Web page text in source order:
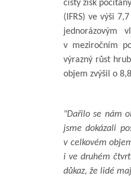
čistý zisk
(IFRS) ve výši
jednorázovým
v meziročním
výrazný růst
objem zvýšil o
"Dařilo se nám
jsme dokázali
v celkovém
i ve druhém
důkaz, že lidé